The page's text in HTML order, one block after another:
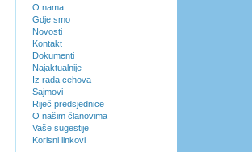
O nama
Gdje smo
Novosti
Kontakt
Dokumenti
Najaktualnije
Iz rada cehova
Sajmovi
Riječ predsjednice
O našim članovima
Vaše sugestije
Korisni linkovi